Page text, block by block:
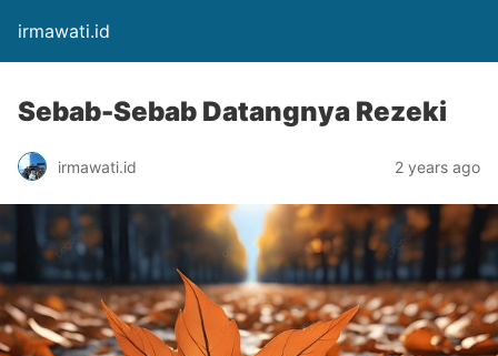
irmawati.id
Sebab-Sebab Datangnya Rezeki
irmawati.id 2 years ago